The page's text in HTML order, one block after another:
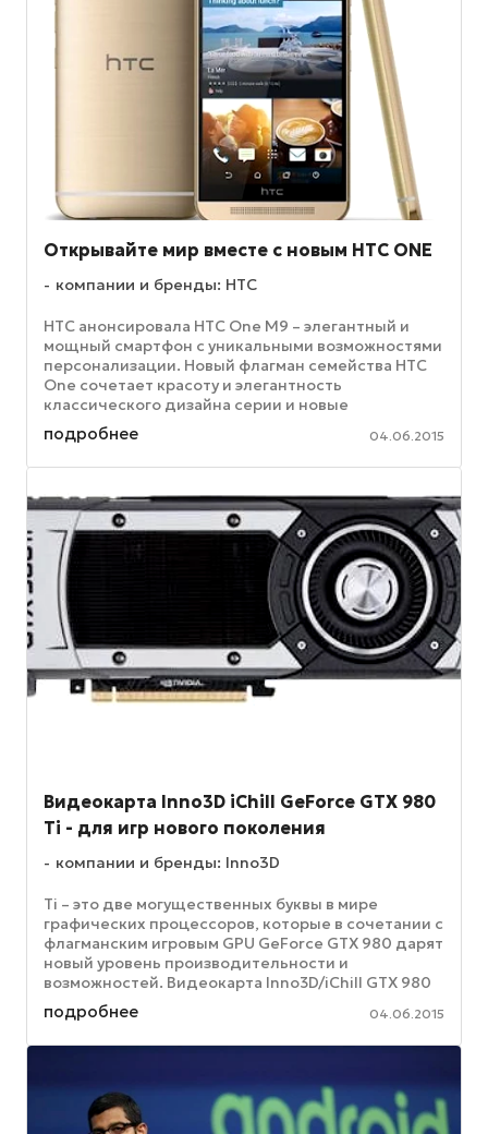
Открывайте мир вместе с новым HTC ONE
компании и бренды: HTC
HTC анонсировала HTC One M9 – элегантный и
мощный смартфон с уникальными возможностями
персонализации. Новый флагман семейства HTC
One сочетает красоту и элегантность
классического дизайна серии и новые
возможности, гарантирующие получение ...
подробнее 04.06.2015
Видеокарта Inno3D iChill GeForce GTX 980
Ti - для игр нового поколения
компании и бренды: Inno3D
Ti – это две могущественных буквы в мире
графических процессоров, которые в сочетании с
флагманским игровым GPU GeForce GTX 980 дарят
новый уровень производительности и
возможностей. Видеокарта Inno3D/iChill GTX 980
Ti основана на передовой ...
подробнее 04.06.2015